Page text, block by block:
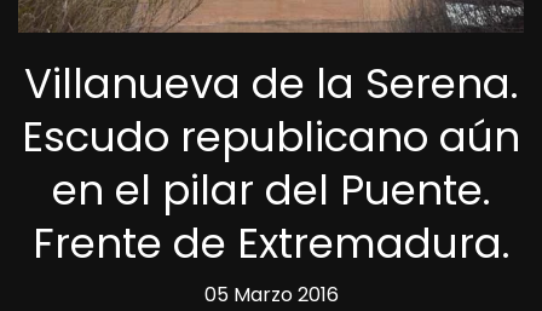
Villanueva de la Serena.
Escudo republicano aún
en el pilar del Puente.
Frente de Extremadura.
05 Marzo 2016